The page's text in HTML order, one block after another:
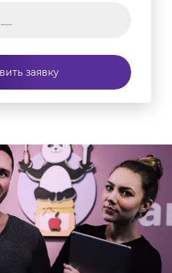
заявку